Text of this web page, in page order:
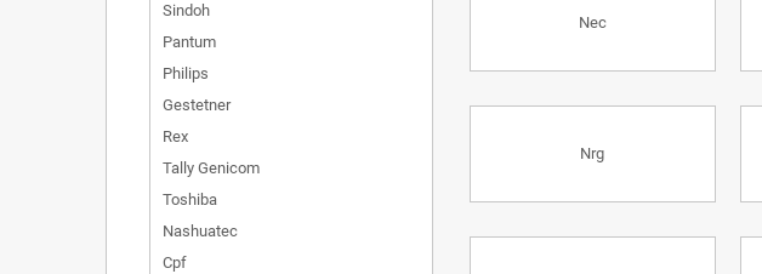
Sindoh
Pantum
Philips
Gestetner
Rex
Tally Genicom
Toshiba
Nashuatec
Cpf
Nec
Nrg